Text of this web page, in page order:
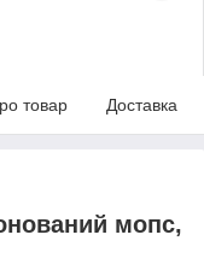
товар Доставка
мопс,